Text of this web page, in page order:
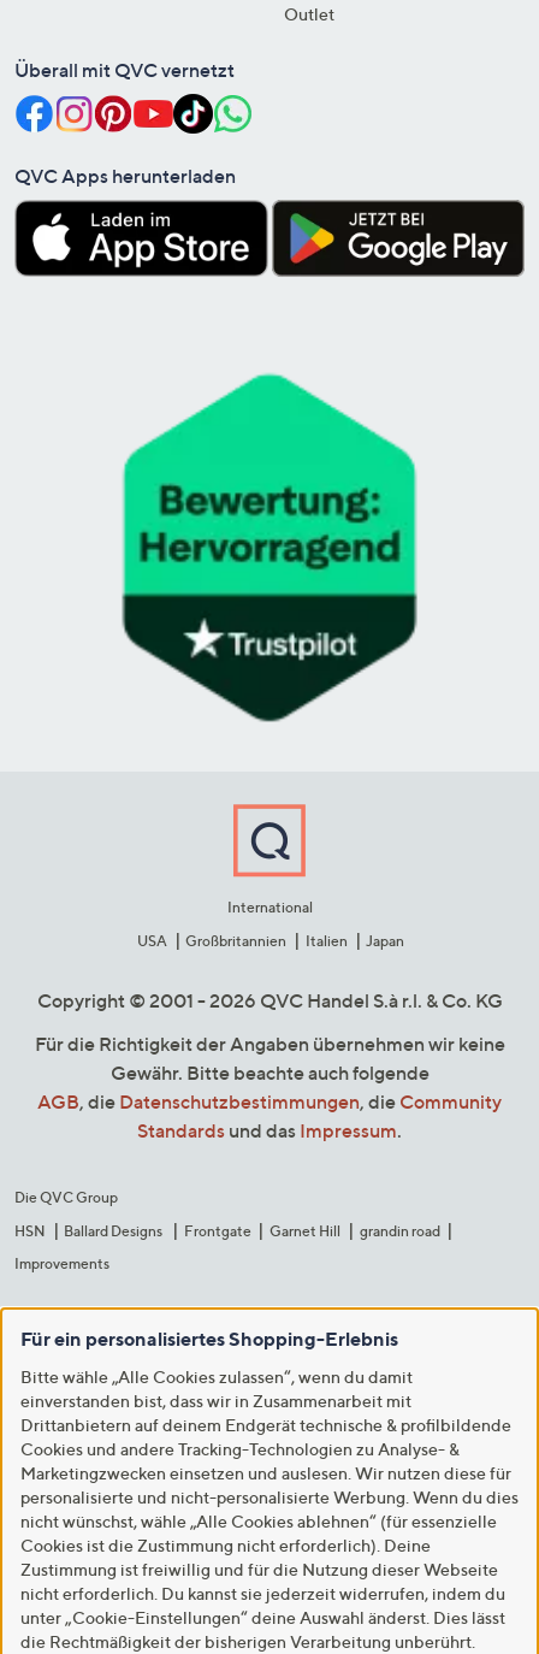
Outlet
Überall mit QVC vernetzt
QVC Apps herunterladen
International
USA
Großbritannien Italien Japan
Copyright © 2001 - 2026 QVC Handel S.à r.l. & Co. KG
Für die Richtigkeit der Angaben übernehmen wir keine
Gewähr. Bitte beachte auch folgende
AGB, die Datenschutzbestimmungen, die Community
Standards und das Impressum.
Die QVC Group
HSN
Ballard Designs Frontgate Garnet Hill
grandin road
Improvements
Für ein personalisiertes Shopping-Erlebnis
Bitte wähle „Alle Cookies zulassen“, wenn du damit
einverstanden bist, dass wir in Zusammenarbeit mit
Drittanbietern auf deinem Endgerät technische & profilbildende
Cookies und andere Tracking-Technologien zu Analyse- &
Marketingzwecken einsetzen und auslesen. Wir nutzen diese für
personalisierte und nicht-personalisierte Werbung. Wenn du dies
nicht wünschst, wähle „Alle Cookies ablehnen“ (für essenzielle
Cookies ist die Zustimmung nicht erforderlich). Deine
Zustimmung ist freiwillig und für die Nutzung dieser Webseite
nicht erforderlich. Du kannst sie jederzeit widerrufen, indem du
unter „Cookie-Einstellungen“ deine Auswahl änderst. Dies lässt
die Rechtmäßigkeit der bisherigen Verarbeitung unberührt.